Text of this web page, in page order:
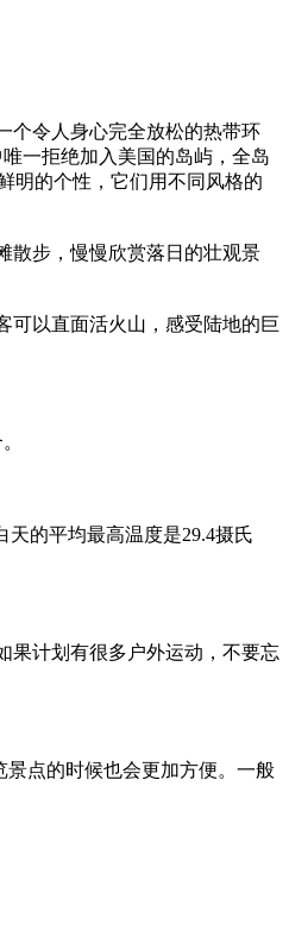
令人身心完全放松的热带环
一拒绝加入美国的岛屿，全岛
明的个性，它们用不同风格的
步，慢慢欣赏落日的壮观景
以直面活火山，感受陆地的巨
的平均最高温度是29.4摄氏
计划有很多户外运动，不要忘
点的时候也会更加方便。一般